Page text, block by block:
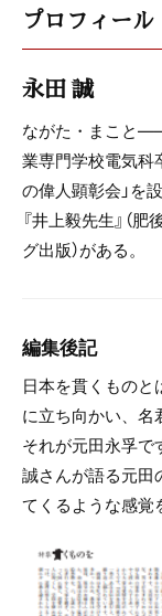
プロフィール
永田 誠
ながた・まこと
業専門学校電気科
の偉人顕彰会」を
『井上毅先生』（
グ出版）がある。
編集後記
日本を貫くもの
に立ち向かい、名
それが元田永孚で
誠さんが語る元田
てくるような感覚